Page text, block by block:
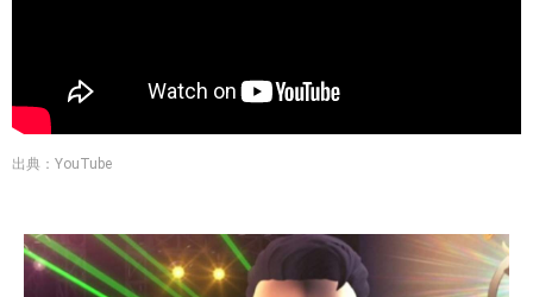
出典：YouTube